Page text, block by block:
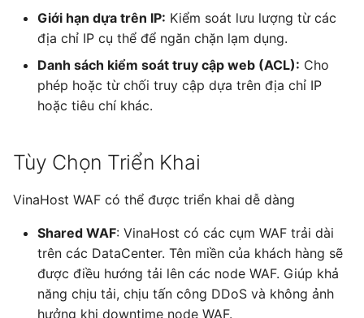
Giới hạn dựa trên IP: Kiểm soát lưu lượng từ các
địa chỉ IP cụ thể để ngăn chặn lạm dụng.
Danh sách kiểm soát truy cập web (ACL): Cho
phép hoặc từ chối truy cập dựa trên địa chỉ IP
hoặc tiêu chí khác.
Tùy Chọn Triển Khai
VinaHost WAF có thể được triển khai dễ dàng
Shared WAF: VinaHost có các cụm WAF trải dài
trên các DataCenter. Tên miền của khách hàng sẽ
được điều hướng tải lên các node WAF. Giúp khả
năng chịu tải, chịu tấn công DDoS và không ảnh
hưởng khi downtime node WAF.